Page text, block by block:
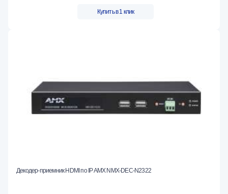
Купить в 1 клик
Декодер-приемник HDMI по IP AMX NMX-DEC-N2322